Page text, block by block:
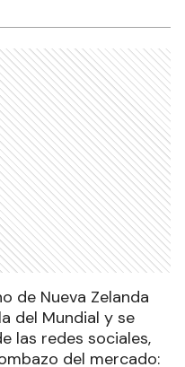
de Nueva Zelanda
del Mundial y se
las redes sociales,
del mercado: